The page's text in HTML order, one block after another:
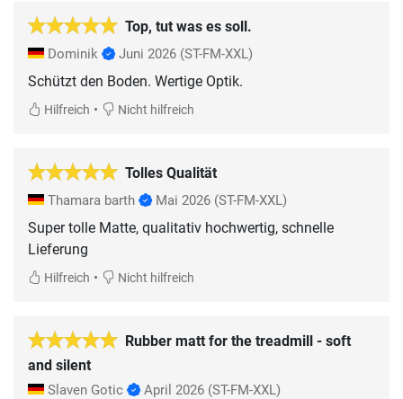
Top, tut was es soll.
Dominik Juni 2026 (ST-FM-XXL)
Schützt den Boden. Wertige Optik.
Hilfreich • Nicht hilfreich
Tolles Qualität
Thamara barth Mai 2026 (ST-FM-XXL)
Super tolle Matte, qualitativ hochwertig, schnelle
Lieferung
Hilfreich • Nicht hilfreich
Rubber matt for the treadmill - soft
and silent
Slaven Gotic April 2026 (ST-FM-XXL)